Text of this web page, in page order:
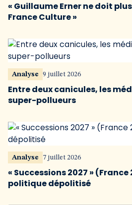
« Guillaume Erner ne doit
France Culture »
Analyse 9 juillet 2026
Entre deux canicules, les
super-pollueurs
Analyse 7 juillet 2026
« Successions 2027 »
politique dépolitisé